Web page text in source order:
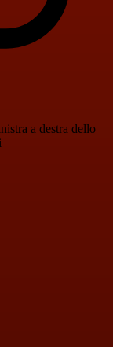
a destra dello